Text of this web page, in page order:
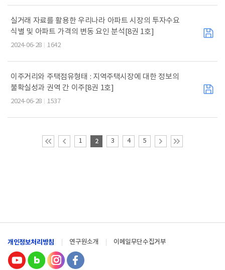
실거래 자료를 활용한 우리나라 아파트 시장의 투자수요
식별 및 아파트 가격의 변동 요인 분석[8권 1호]
2024-06-28 1642
이주거리와 주택점유형태 : 지역주택시장에 대한 정보의
불확실성과 권역 간 이주[8권 1호]
2024-06-28 1537
1 2 3 4 5
개인정보처리방침 연구원소개 이메일무단수집거부